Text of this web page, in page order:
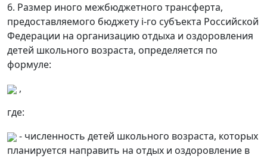
6. Размер иного межбюджетного трансферта,
предоставляемого бюджету i-го субъекта Российской
Федерации на организацию отдыха и оздоровления
детей школьного возраста, определяется по
формуле:
,
где:
- численность детей школьного возраста, которых
планируется направить на отдых и оздоровление в